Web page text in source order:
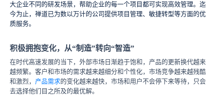
大企业不同的研发场景，帮助企业的每一个项目都可实现高效管理。迄
今为止，禅道已为数以万计的公司提供项目管理、敏捷转型等方面的优
质服务。
积极拥抱变化，从“制造”转向“智造”
在时代高速发展的当下，外部市场日渐趋于饱和，产品的更新换代越来
越频繁。客户和市场的需求越来越细分和个性化，市场竞争越来越残酷
和激烈， 产品需求的变化越来越快，市场和用户不会停下来等待，只会
去选择他们目之所及的最优解。